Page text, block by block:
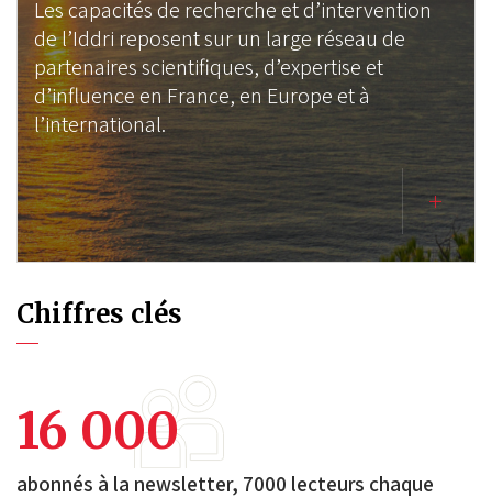
Les capacités de recherche et d’intervention
de l’Iddri reposent sur un large réseau de
partenaires scientifiques, d’expertise et
d’influence en France, en Europe et à
l’international.
Chiffres clés
16 000
abonnés à la newsletter, 7000 lecteurs chaque